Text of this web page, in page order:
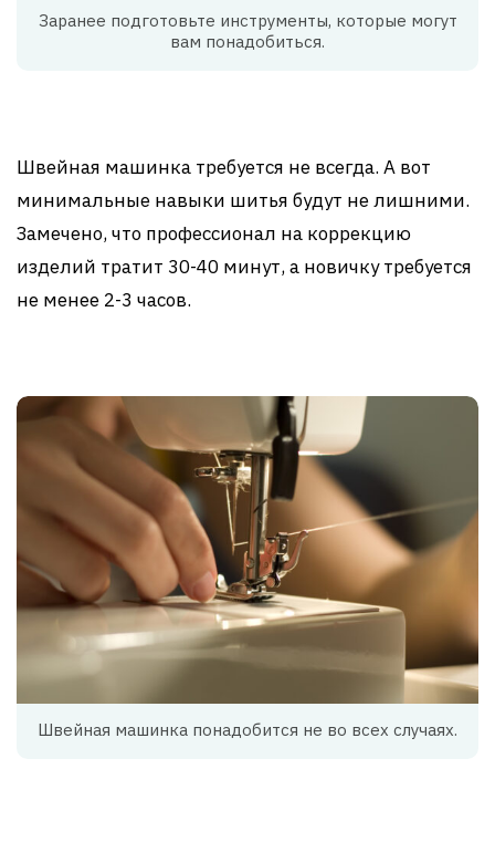
Заранее подготовьте инструменты, которые могут
вам понадобиться.
Швейная машинка требуется не всегда. А вот
минимальные навыки шитья будут не лишними.
Замечено, что профессионал на коррекцию
изделий тратит 30-40 минут, а новичку требуется
не менее 2-3 часов.
Швейная машинка понадобится не во всех случаях.